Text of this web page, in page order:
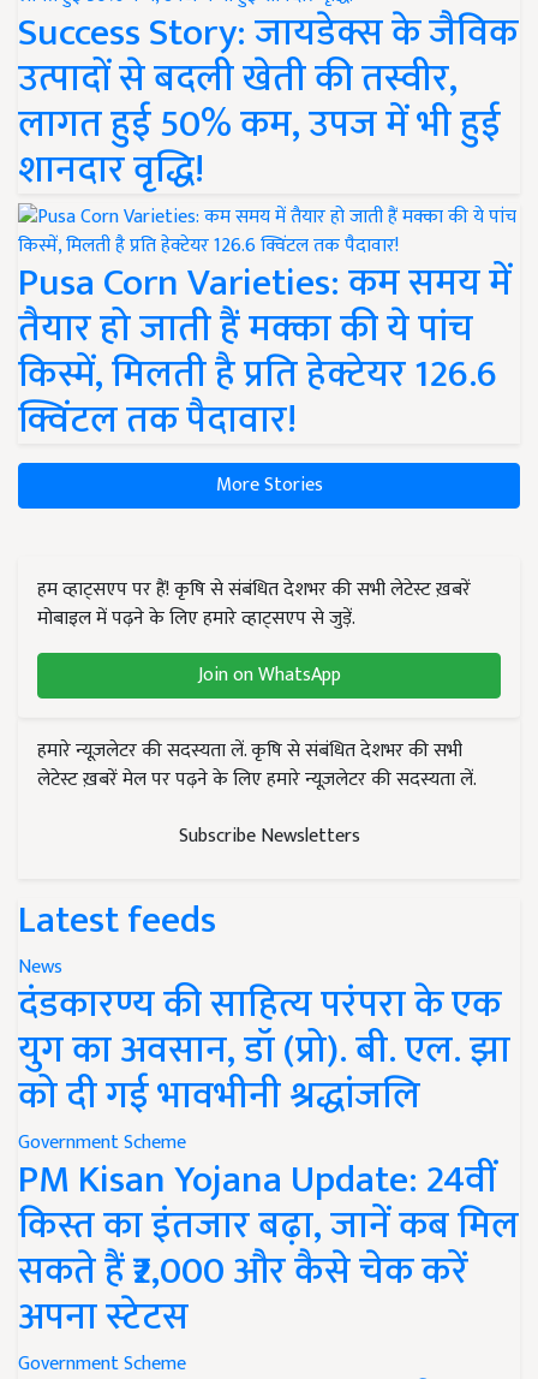
Success Story: जायडेक्स के जैविक
उत्पादों से बदली खेती की तस्वीर,
लागत हुई 50% कम, उपज में भी हुई
शानदार वृद्धि!
Pusa Corn Varieties: कम समय में
तैयार हो जाती हैं मक्का की ये पांच
किस्में, मिलती है प्रति हेक्टेयर 126.6
क्विंटल तक पैदावार!
More Stories
हम व्हाट्सएप पर हैं! कृषि से संबंधित देशभर की सभी लेटेस्ट ख़बरें
मोबाइल में पढ़ने के लिए हमारे व्हाट्सएप से जुड़ें.
Join on WhatsApp
हमारे न्यूज़लेटर की सदस्यता लें. कृषि से संबंधित देशभर की सभी
लेटेस्ट ख़बरें मेल पर पढ़ने के लिए हमारे न्यूज़लेटर की सदस्यता लें.
Subscribe Newsletters
Latest feeds
News
दंडकारण्य की साहित्य परंपरा के एक
युग का अवसान, डॉ (प्रो). बी. एल. झा
को दी गई भावभीनी श्रद्धांजलि
Government Scheme
PM Kisan Yojana Update: 24वीं
किस्त का इंतजार बढ़ा, जानें कब मिल
सकते हैं ₹2,000 और कैसे चेक करें
अपना स्टेटस
Government Scheme